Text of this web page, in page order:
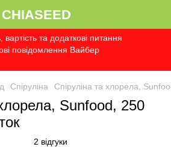
CHIASEED
вартість та додаткові питання
повідомлення Вайбер
Спіруліна Спіруліна та хлорела,
Sunfood, 250
2 відгуки